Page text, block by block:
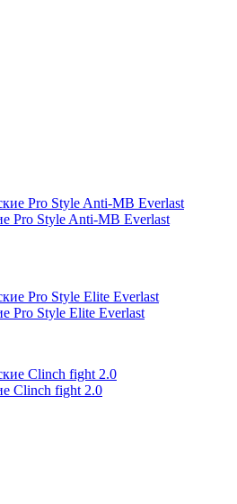
Pro Style Anti-MB Everlast
Pro Style Elite Everlast
Clinch fight 2.0